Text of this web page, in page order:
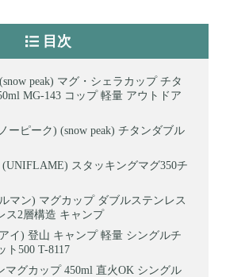
目次
peak) マグ・シェラカップ チタ
MG-143 コップ 軽量 アウトドア
ーピーク) (snow peak) チタンダブル
スタッキングマグ350チ
マン) マグカップ ダブルステンレス
ス2層構造 キャンプ
イ) 登山 キャンプ 軽量 シングルチ
ト500 T-8117
マグカップ 450ml 直火OK シングル